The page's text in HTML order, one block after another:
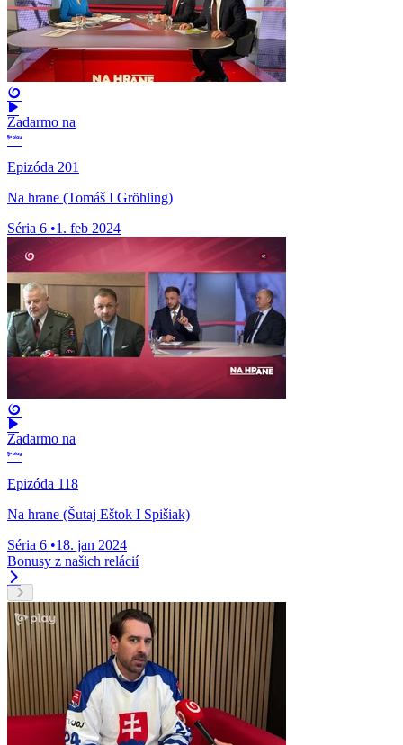
Zadarmo na
Epizóda 201
Na hrane (Tomáš I Gröhling)
Séria 6 •1. feb 2024
Zadarmo na
Epizóda 118
Na hrane (Šutaj Eštok I Spišiak)
Séria 6 •18. jan 2024
Bonusy z našich relácií